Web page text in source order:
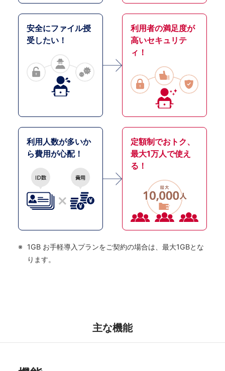
安全にファイル授
受したい！
利用者の満足度が
高いセキュリテ
ィ！
利用人数が多いか
ら費用が心配！
定額制でおトク、
最大1万人で使え
る！
1GB お手軽導入プランをご契約の場合は、最大1GBとな
ります。
主な機能